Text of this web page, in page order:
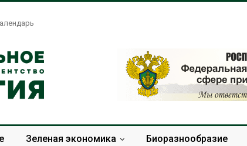
Зеленая экономика Биоразнообразие